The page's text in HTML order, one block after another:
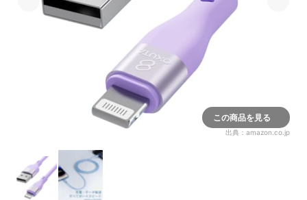
この商品を見る
出典： amazon.co.jp